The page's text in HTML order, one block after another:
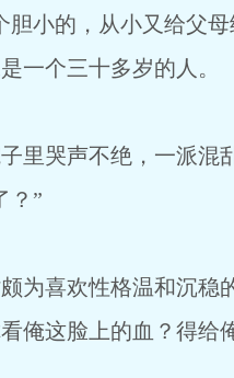
胆小的，从小又给父
一个三十多岁的人。
哭声不绝，一派混
？”
喜欢性格温和沉稳的
俺这脸上的血？得给